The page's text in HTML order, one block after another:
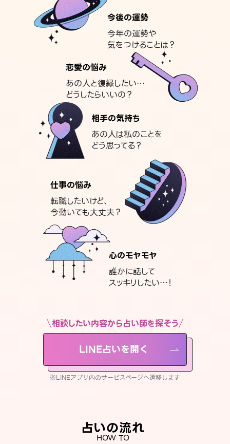
今後の運勢
今年の運勢や
気をつけることは？
恋愛の悩み
あの人と復縁したい…
どうしたらいいの？
相手の気持ち
あの人は私のことを
どう思ってる？
仕事の悩み
転職したいけど、
今動いても大丈夫？
心のモヤモヤ
誰かに話して
スッキリしたい…！
相談したい内容から占い師を探そう
LINE占いを開く
※LINEアプリ内のサービスページへ遷移します
占いの流れ
HOW TO